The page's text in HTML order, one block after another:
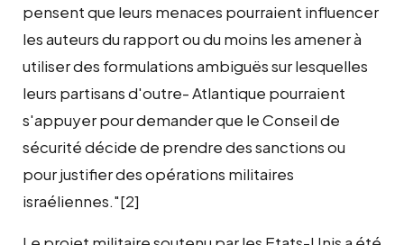
pensent que leurs menaces pourraient influencer
les auteurs du rapport ou du moins les amener à
utiliser des formulations ambiguës sur lesquelles
leurs partisans d'outre- Atlantique pourraient
s'appuyer pour demander que le Conseil de
sécurité décide de prendre des sanctions ou
pour justifier des opérations militaires
israéliennes."[2]